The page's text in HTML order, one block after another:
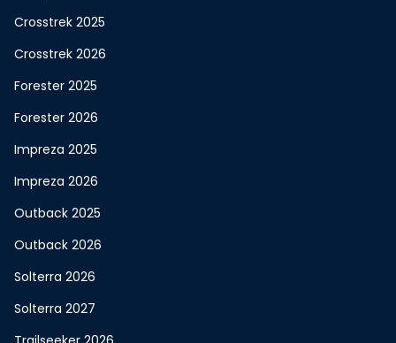
Crosstrek 2025
Crosstrek 2026
Forester 2025
Forester 2026
Impreza 2025
Impreza 2026
Outback 2025
Outback 2026
Solterra 2026
Solterra 2027